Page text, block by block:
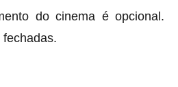
do cinema é opcional.